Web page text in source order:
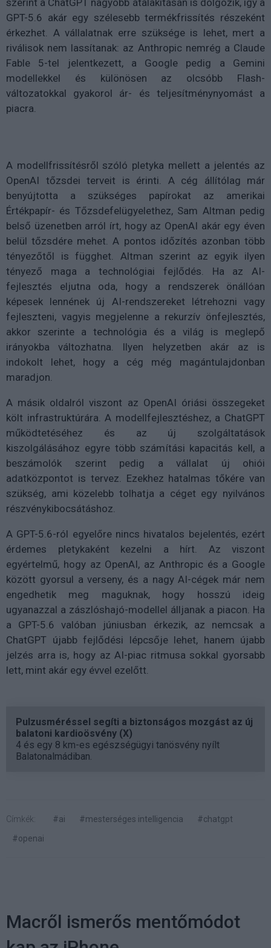
szerint a ChatGPT nagyobb átalakításán is dolgozik, így a
GPT-5.6 akár egy szélesebb termékfrissítés részeként
érkezhet. A vállalatnak erre szüksége is lehet, mert a
riválisok nem lassítanak: az Anthropic nemrég a Claude
Fable 5-tel jelentkezett, a Google pedig a Gemini
modellekkel és különösen az olcsóbb Flash-
változatokkal gyakorol ár- és teljesítménynyomást a
piacra.
A modellfrissítésről szóló pletyka mellett a jelentés az
OpenAI tőzsdei terveit is érinti. A cég állítólag már
benyújtotta a szükséges papírokat az amerikai
Értékpapír- és Tőzsdefelügyelethez, Sam Altman pedig
belső üzenetben arról írt, hogy az OpenAI akár egy éven
belül tőzsdére mehet. A pontos időzítés azonban több
tényezőtől is függhet. Altman szerint az egyik ilyen
tényező maga a technológiai fejlődés. Ha az AI-
fejlesztés eljutna oda, hogy a rendszerek önállóan
képesek lennének új AI-rendszereket létrehozni vagy
fejleszteni, vagyis megjelenne a rekurzív önfejlesztés,
akkor szerinte a technológia és a világ is meglepő
irányokba változhatna. Ilyen helyzetben akár az is
indokolt lehet, hogy a cég még magántulajdonban
maradjon.
A másik oldalról viszont az OpenAI óriási összegeket
költ infrastruktúrára. A modellfejlesztéshez, a ChatGPT
működtetéséhez és az új szolgáltatások
kiszolgálásához egyre több számítási kapacitás kell, a
beszámolók szerint pedig a vállalat új ohiói
adatközpontot is tervez. Ezekhez hatalmas tőkére van
szükség, ami közelebb tolhatja a céget egy nyilvános
részvénykibocsátáshoz.
A GPT-5.6-ról egyelőre nincs hivatalos bejelentés, ezért
érdemes pletykaként kezelni a hírt. Az viszont
egyértelmű, hogy az OpenAI, az Anthropic és a Google
között gyorsul a verseny, és a nagy AI-cégek már nem
engedhetik meg maguknak, hogy hosszú ideig
ugyanazzal a zászlóshajó-modellel álljanak a piacon. Ha
a GPT-5.6 valóban júniusban érkezik, az nemcsak a
ChatGPT újabb fejlődési lépcsője lehet, hanem újabb
jelzés arra is, hogy az AI-piac ritmusa sokkal gyorsabb
lett, mint akár egy évvel ezelőtt.
Pulzusméréssel segíti a biztonságos mozgást az új
balatoni kardioösvény (X)
4 és egy 8 km-es egészségügyi tanösvény nyílt
Balatonalmádiban.
Címkék: #ai #mesterséges intelligencia
#chatgpt
#openai
Macről ismerős mentőmódot